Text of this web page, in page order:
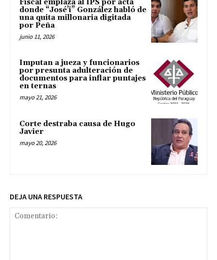
Fiscal emplaza al IPS por acta
donde “José’i” González habló de
una quita millonaria digitada
por Peña
junio 11, 2026
Imputan a jueza y funcionarios
por presunta adulteración de
documentos para inflar puntajes
en ternas
mayo 21, 2026
Corte destraba causa de Hugo
Javier
mayo 20, 2026
DEJA UNA RESPUESTA